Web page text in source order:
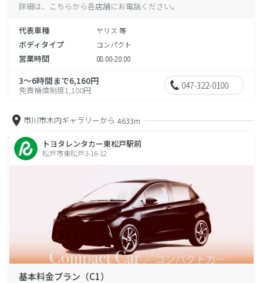
詳細は、こちらから各店舗にお電話ください。
代表車種 ヤリス 等
ボディタイプ コンパクト
営業時間 08:00-20:00
3～6時間まで6,160円
免責補償制度1,100円 047-322-0100
市川市木内ギャラリーから 4633m
トヨタレンタカー東松戸駅前
松戸市東松戸3-16-12
基本料金プラン（C1）